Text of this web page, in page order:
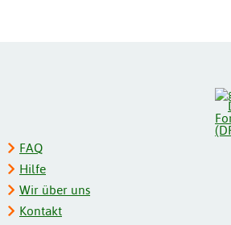
FAQ
Hilfe
Wir über uns
Kontakt